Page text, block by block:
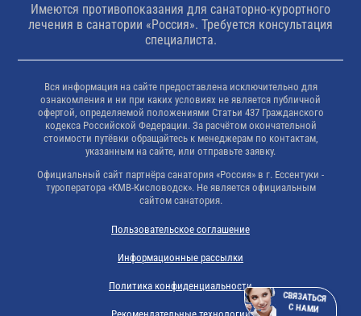
Имеются противопоказания для санаторно-курортного
лечения в санатории «Россия». Требуется консультация
специалиста.
Политика конфиденциальности
Вся информация на сайте предоставлена исключительно для
ознакомления и ни при каких условиях не является публичной
офертой, определяемой положениями Статьи 437 Гражданского
кодекса Российской Федерации. За расчётом окончательной
стоимости путёвки обращайтесь к менеджерам по контактам,
указанным на сайте, или отправьте заявку.
Официальный сайт партнёра санатория «Россия» в г. Ессентуки -
туроператора «КМВ-Кисловодск». Не является официальным
сайтом санатория.
Пользовательское соглашение
Информационные рассылки
СВЯЗАТЬСЯ
С НАМИ